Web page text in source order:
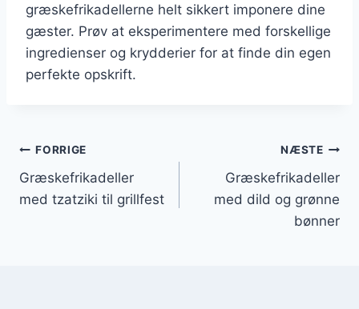
græskefrikadellerne helt sikkert imponere dine
gæster. Prøv at eksperimentere med forskellige
ingredienser og krydderier for at finde din egen
perfekte opskrift.
Indlægsnavigation
FORRIGE
Græskefrikadeller
med tzatziki til grillfest
NÆSTE
Græskefrikadeller
med dild og grønne
bønner